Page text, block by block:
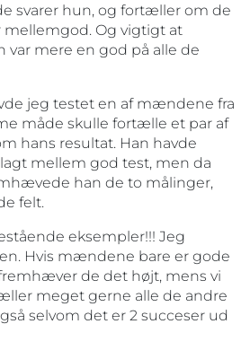
svarer hun, og fortæller om de
mellemgod. Og vigtigt at
mere en god på alle de
jeg testet en af mændene fra
måde skulle fortælle et par af
hans resultat. Han havde
mellem god test, men da
han de to målinger,
felt.
eksempler!!! Jeg
Hvis mændene bare er gode
de det højt, mens vi
meget gerne alle de andre
selvom det er 2 succeser ud